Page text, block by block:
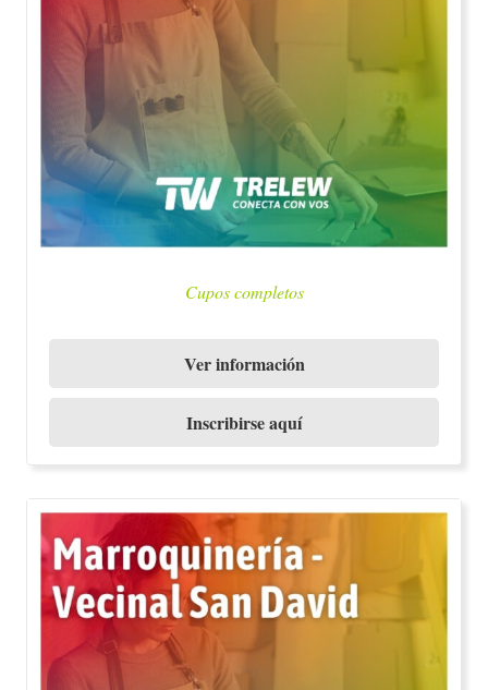
Cupos completos
Ver información
Inscribirse aquí